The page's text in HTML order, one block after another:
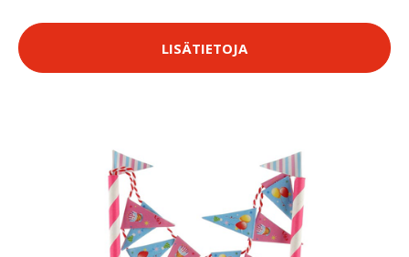
LISÄTIETOJA